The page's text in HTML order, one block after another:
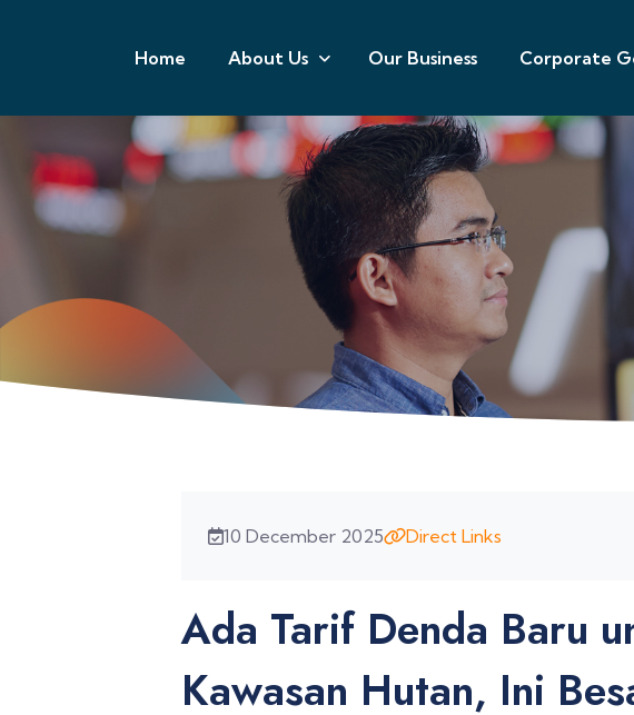
Home About Us Our Business Corporate
10 December 2025 Direct Links
Ada Tarif Denda Baru
Kawasan Hutan, Ini